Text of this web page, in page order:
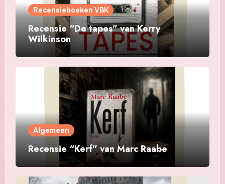
Recensieboeken VBK
Recensie “De tapes” van Kerry
Wilkinson
Algemeen
Recensie “Kerf” van Marc Raabe